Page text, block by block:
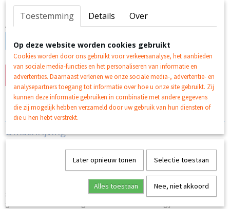
Op voorraad- Levertijd 1 a 2 Werkdagen
Aantal
IN WINKELWAGEN
Specificaties
3059943023833
Omschrijving
Airwick Electric navulling Pop Edition Fun
De Elektrische Geurverspreider van Air Wick creëert een
heerlijk atmosfeer in je huis en verspreidt automatisch
heerlijke geuren, tot wel 75 dagen lang! Plug de
geurverspreider in je stopcontact en kies zelf de gewenste
geurintensiteit. Deze geur bevat een een vleugje citrus
Toestemming Details Over
Op deze website worden cookies gebruikt
Cookies worden door ons gebruikt voor verkeersanalyse, het aanbieden
van sociale media-functies en het personaliseren van informatie en
advertenties. Daarnaast verlenen we onze sociale media-, advertentie- en
analysepartners toegang tot informatie over hoe u onze site gebruikt. Zij
kunnen deze informatie gebruiken in combinatie met andere gegevens
die zij mogelijk hebben verzameld door uw gebruik van hun diensten of
die u hen hebt verstrekt.
Later opnieuw tonen Selectie toestaan
Alles toestaan Nee, niet akkoord